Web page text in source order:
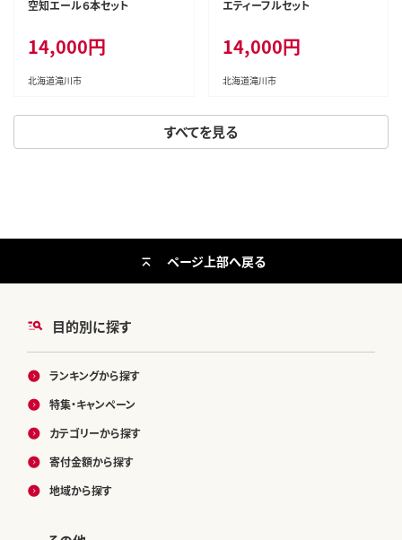
すべてを見る
空知エール６本セット
14,000円
北海道滝川市
エティーフルセット
14,000円
北海道滝川市
目的別に探す
ランキングから探す
特集・キャンペーン
カテゴリーから探す
寄付金額から探す
地域から探す
ページ上部へ戻る